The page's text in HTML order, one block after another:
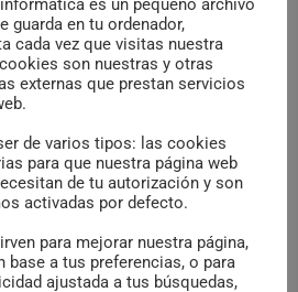
atento a los machos que se
y a las gestaciones no
tras las mismas, así
además se muestra más
a poco a su estado de ánimo
llamar tu atención
una hembra, marcarán
a su gusto, aunque los
es un pequeño archivo
guarda en tu ordenador,
cada vez que visitas nuestra
son nuestras y otras
externas que prestan servicios
de varios tipos: las cookies
para que nuestra página web
de tu autorización y son
activadas por defecto.
para mejorar nuestra página,
base a tus preferencias, o para
ajustada a tus búsquedas,